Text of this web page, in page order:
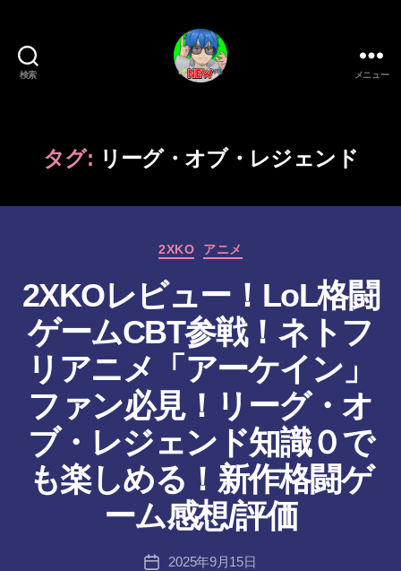
検索
ー
ム/
ジ
ッ
系
VTuber
さ
む
げ
ん
メニュー
タグ: リーグ・オブ・レジェンド
カ
ー
2XKO アニメ
2XKOレビュー！LoL格闘
ゲームCBT参戦！ネトフ
リアニメ「アーケイン」
ファン必見！リーグ・オ
ブ・レジェンド知識０で
も楽しめる！新作格闘ゲ
ーム感想/評価
投
作
成
者
:
a
投
2025年9月15日